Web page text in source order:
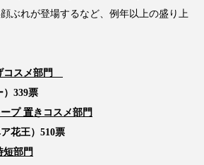
セーフプレイス
セルフケア
ス
ぶれが登場するなど、例年以上の盛り上
コスメ部門
339票
プ 置きコスメ部門
花王）510票
短部門